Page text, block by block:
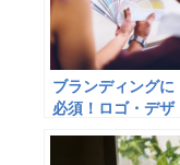
ブランディングに
必須！ロゴ・デザ
に役立つサイト５